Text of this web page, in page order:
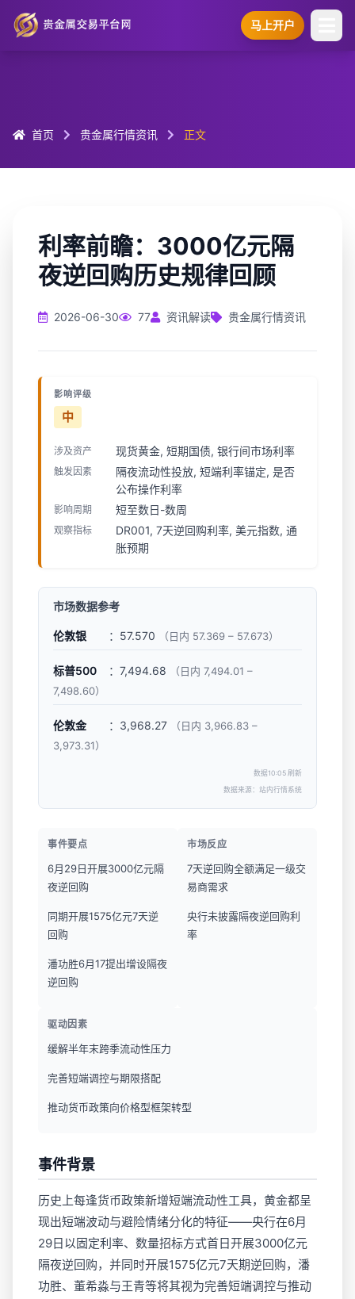
马上开户
首页 贵金属行情资讯 正文
利率前瞻：3000亿元隔
夜逆回购历史规律回顾
2026-06-30 77 资讯解读 贵金属行情资讯
影响评级
中
涉及资产 现货黄金, 短期国债, 银行间市场利率
触发因素
隔夜流动性投放, 短端利率锚定, 是否
公布操作利率
影响周期 短至数日-数周
观察指标
DR001, 7天逆回购利率, 美元指数, 通
胀预期
市场数据参考
伦敦银 ：57.570 （日内 57.369 – 57.673）
标普500 ：7,494.68
（日内 7,494.01 –
7,498.60）
伦敦金 ：3,968.27
（日内 3,966.83 –
3,973.31）
数据10:05 刷新
数据来源：站内行情系统
事件要点
6月29日开展3000亿元隔
夜逆回购
同期开展1575亿元7天逆
回购
潘功胜6月17提出增设隔夜
逆回购
市场反应
7天逆回购全额满足一级交
易商需求
央行未披露隔夜逆回购利
率
驱动因素
缓解半年末跨季流动性压力
完善短端调控与期限搭配
推动货币政策向价格型框架转型
事件背景
历史上每逢货币政策新增短端流动性工具，黄金都呈
现出短端波动与避险情绪分化的特征——央行在6月
29日以固定利率、数量招标方式首日开展3000亿元
隔夜逆回购，并同时开展1575亿元7天期逆回购，潘
功胜、董希淼与王青等将其视为完善短端调控与推动